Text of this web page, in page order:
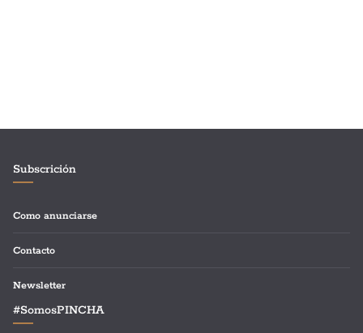
Subscrición
Como anunciarse
Contacto
Newsletter
#SomosPINCHA